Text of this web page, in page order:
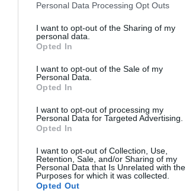
Personal Data Processing Opt Outs
I want to opt-out of the Sharing of my
personal data.
Opted In
I want to opt-out of the Sale of my
Personal Data.
Opted In
I want to opt-out of processing my
Personal Data for Targeted Advertising.
Opted In
I want to opt-out of Collection, Use,
Retention, Sale, and/or Sharing of my
Personal Data that Is Unrelated with the
Purposes for which it was collected.
Opted Out